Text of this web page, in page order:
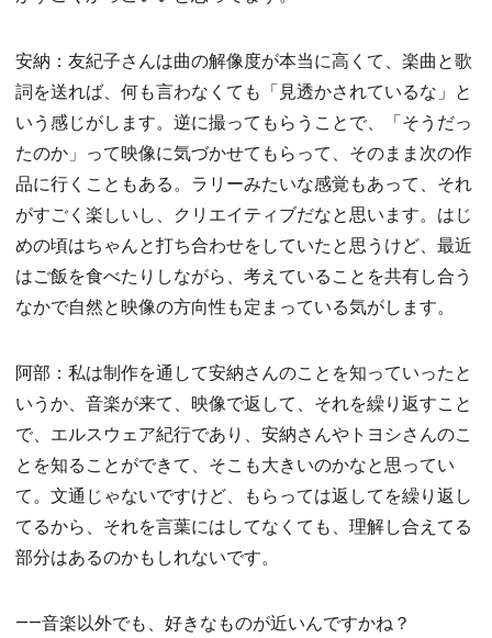
安納：友紀子さんは曲の解像度が本当に高くて、楽曲と歌
詞を送れば、何も言わなくても「見透かされているな」と
いう感じがします。逆に撮ってもらうことで、「そうだっ
たのか」って映像に気づかせてもらって、そのまま次の作
品に行くこともある。ラリーみたいな感覚もあって、それ
がすごく楽しいし、クリエイティブだなと思います。はじ
めの頃はちゃんと打ち合わせをしていたと思うけど、最近
はご飯を食べたりしながら、考えていることを共有し合う
なかで自然と映像の方向性も定まっている気がします。
阿部：私は制作を通して安納さんのことを知っていったと
いうか、音楽が来て、映像で返して、それを繰り返すこと
で、エルスウェア紀行であり、安納さんやトヨシさんのこ
とを知ることができて、そこも大きいのかなと思ってい
て。文通じゃないですけど、もらっては返してを繰り返し
てるから、それを言葉にはしてなくても、理解し合えてる
部分はあるのかもしれないです。
――音楽以外でも、好きなものが近いんですかね？